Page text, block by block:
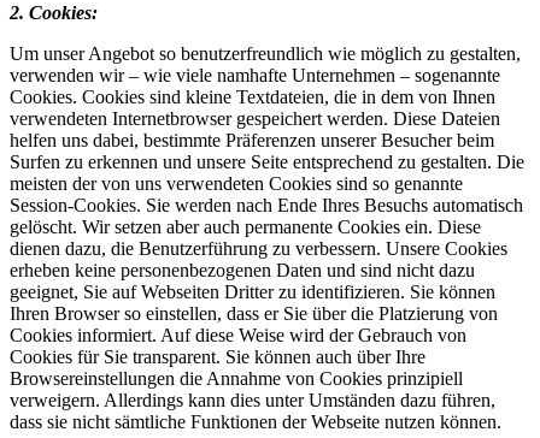
2. Cookies:
Um unser Angebot so benutzerfreundlich wie möglich zu gestalten,
verwenden wir – wie viele namhafte Unternehmen – sogenannte
Cookies. Cookies sind kleine Textdateien, die in dem von Ihnen
verwendeten Internetbrowser gespeichert werden. Diese Dateien
helfen uns dabei, bestimmte Präferenzen unserer Besucher beim
Surfen zu erkennen und unsere Seite entsprechend zu gestalten. Die
meisten der von uns verwendeten Cookies sind so genannte
Session-Cookies. Sie werden nach Ende Ihres Besuchs automatisch
gelöscht. Wir setzen aber auch permanente Cookies ein. Diese
dienen dazu, die Benutzerführung zu verbessern. Unsere Cookies
erheben keine personenbezogenen Daten und sind nicht dazu
geeignet, Sie auf Webseiten Dritter zu identifizieren. Sie können
Ihren Browser so einstellen, dass er Sie über die Platzierung von
Cookies informiert. Auf diese Weise wird der Gebrauch von
Cookies für Sie transparent. Sie können auch über Ihre
Browsereinstellungen die Annahme von Cookies prinzipiell
verweigern. Allerdings kann dies unter Umständen dazu führen,
dass sie nicht sämtliche Funktionen der Webseite nutzen können.